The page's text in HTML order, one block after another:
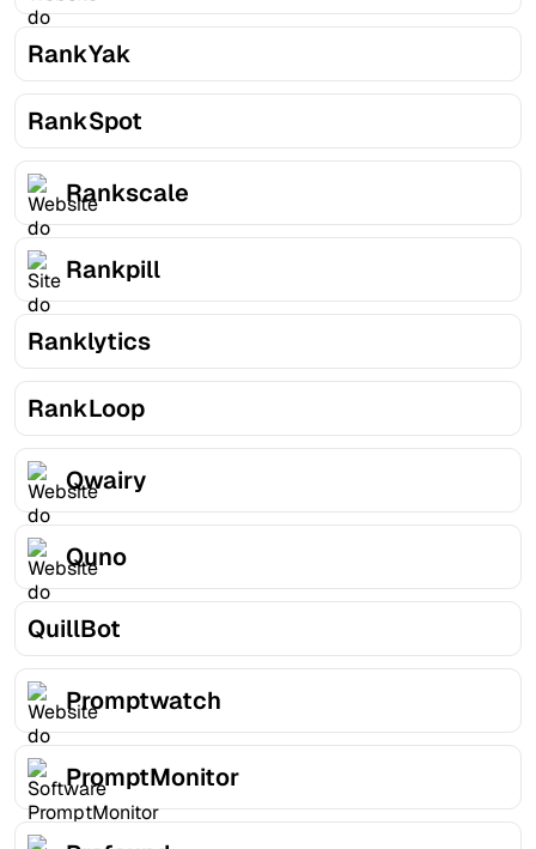
RankYak
RankSpot
Rankscale
Rankpill
Ranklytics
RankLoop
Qwairy
Quno
QuillBot
Promptwatch
PromptMonitor